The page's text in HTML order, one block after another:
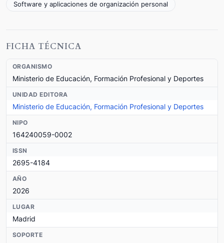
Software y aplicaciones de organización personal
FICHA TÉCNICA
ORGANISMO
Ministerio de Educación, Formación Profesional y Deportes
UNIDAD EDITORA
Ministerio de Educación, Formación Profesional y Deportes
NIPO
164240059-0002
ISSN
2695-4184
AÑO
2026
LUGAR
Madrid
SOPORTE